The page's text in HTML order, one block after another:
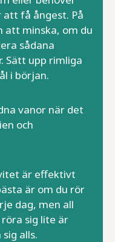
få ångest. På
att minska, om du
sådana
Sätt upp rimliga
i början.
vanor när det
och
är effektivt
är om du rör
dag, men all
sig lite är
alls.